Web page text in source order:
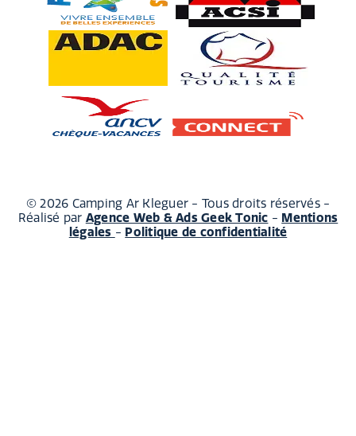
© 2026 Camping Ar Kleguer - Tous droits réservés -
Réalisé par Agence Web & Ads Geek Tonic - Mentions
légales - Politique de confidentialité